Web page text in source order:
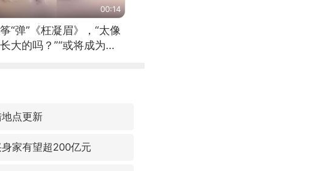
00:14
“弹”《枉凝眉》，“太像
大的吗？”“或将成为首
点更新
家有望超200亿元